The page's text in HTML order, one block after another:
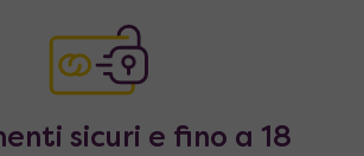
sicuri e fino a 18